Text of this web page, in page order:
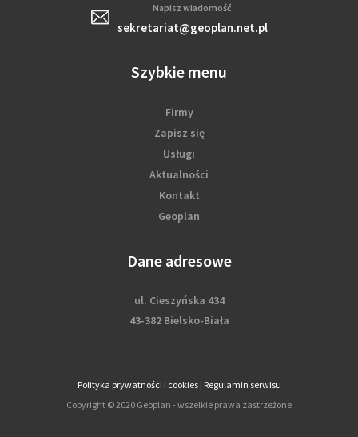
Napisz wiadomość
sekretariat@geoplan.net.pl
Szybkie menu
Firmy
Zapisz się
Usługi
Aktualności
Kontakt
Geoplan
Dane adresowe
ul. Cieszyńska 434
43-382 Bielsko-Biała
Polityka prywatności i cookies| Regulamin serwisu
Copyright © 2020 Geoplan - wszelkie prawa zastrzeżone